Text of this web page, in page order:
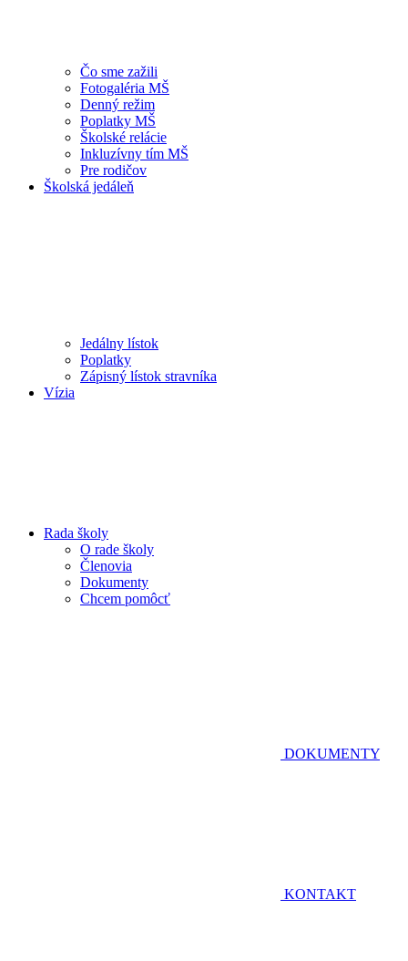
Čo sme zažili
Fotogaléria MŠ
Denný režim
Poplatky MŠ
Školské relácie
Inkluzívny tím MŠ
Pre rodičov
Školská jedáleň
Jedálny lístok
Poplatky
Zápisný lístok stravníka
Vízia
Rada školy
O rade školy
Členovia
Dokumenty
Chcem pomôcť
DOKUMENTY
KONTAKT